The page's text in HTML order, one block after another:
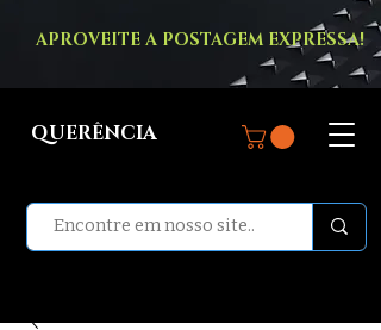
APROVEITE A POSTAGEM EXPRESSA!
QUERÊNCIA